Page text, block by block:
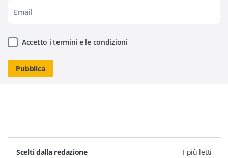
Accetto i termini e le condizioni
Scelti dalla redazione I più letti